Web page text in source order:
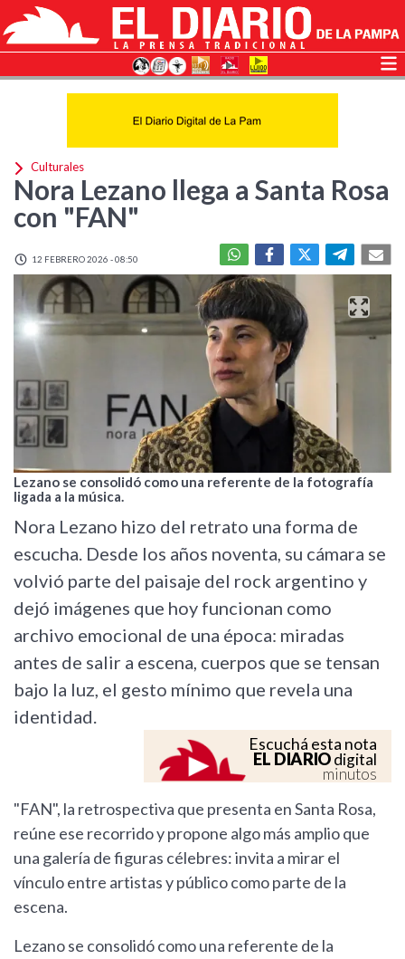
Culturales
Nora Lezano llega a Santa Rosa
con "FAN"
12 FEBRERO 2026 - 08:50
Lezano se consolidó como una referente de la fotografía
ligada a la música.
Nora Lezano hizo del retrato una forma de
escucha. Desde los años noventa, su cámara se
volvió parte del paisaje del rock argentino y
dejó imágenes que hoy funcionan como
archivo emocional de una época: miradas
antes de salir a escena, cuerpos que se tensan
bajo la luz, el gesto mínimo que revela una
identidad.
Escuchá esta nota
EL DIARIOdigital
minutos
"FAN", la retrospectiva que presenta en Santa Rosa,
reúne ese recorrido y propone algo más amplio que
una galería de figuras célebres: invita a mirar el
vínculo entre artistas y público como parte de la
escena.
Lezano se consolidó como una referente de la